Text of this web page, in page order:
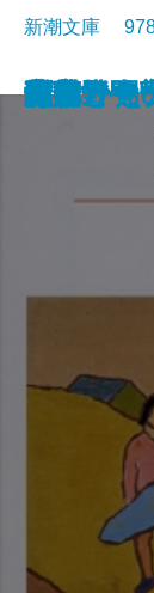
猟銃・闘
ヴェルレ
草枕
斜陽
高村光太
歌行燈・
土
真実一路
老妓抄
坊っちゃ
新潮文庫
和解
ヰタ・セ
出家とそ
にごりえ
武蔵野
白痴
青年
雁
それから
門